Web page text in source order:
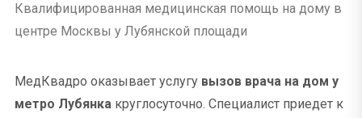
Квалифицированная медицинская помощь на дому в
центре Москвы у Лубянской площади
МедКвадро оказывает услугу вызов врача на дом у
метро Лубянка круглосуточно. Специалист приедет к